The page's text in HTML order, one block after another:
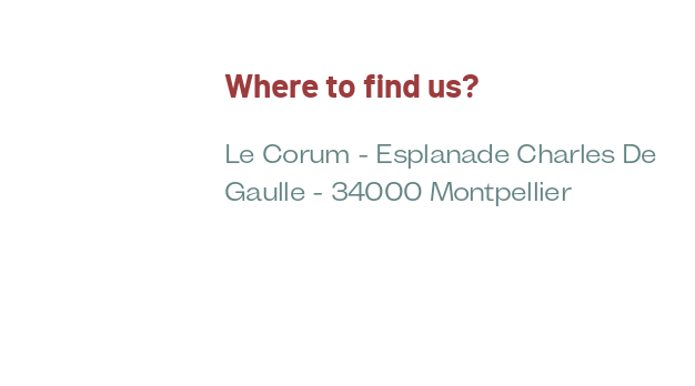
Where to find us?
Le Corum - Esplanade Charles De
Gaulle - 34000 Montpellier